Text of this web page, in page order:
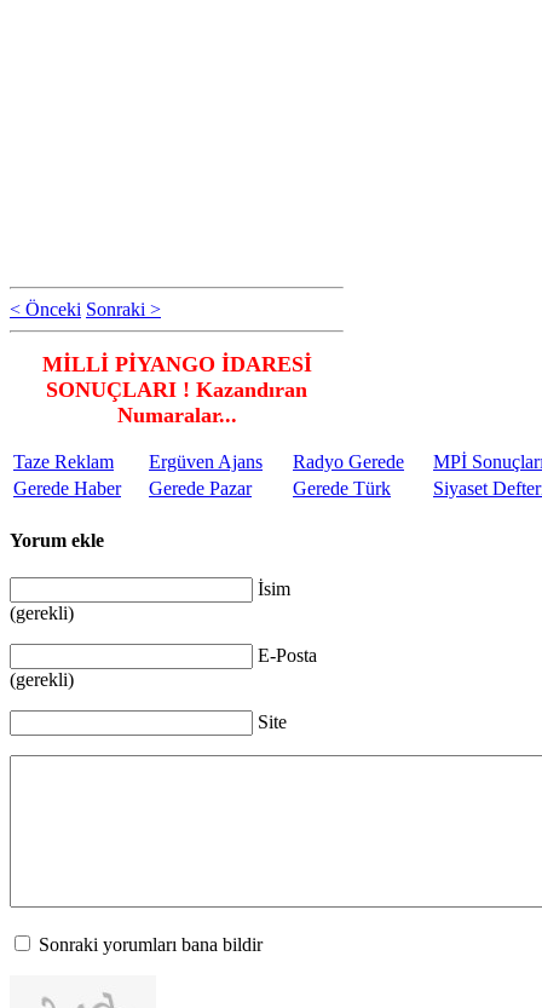
< Önceki Sonraki >
MİLLİ PİYANGO İDARESİ
SONUÇLARI ! Kazandıran
Numaralar...
Taze Reklam Ergüven Ajans Radyo Gerede
MPİ
Gerede Haber
Gerede Pazar Gerede Türk Siyaset
Yorum ekle
İsim
(gerekli)
E-Posta
(gerekli)
Site
Sonraki yorumları bana bildir